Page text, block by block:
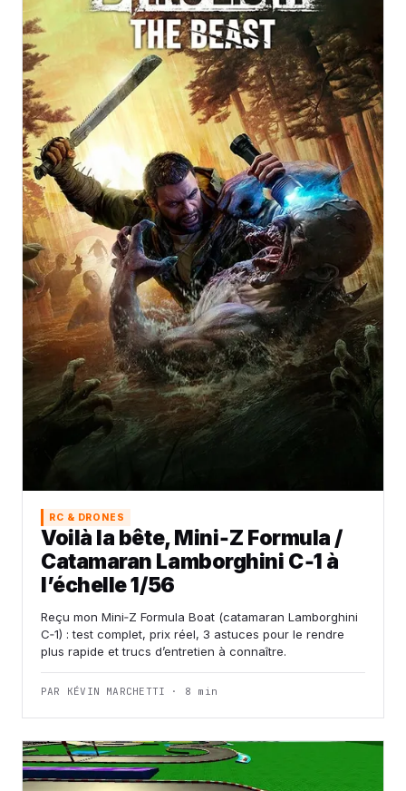
RC & DRONES
Voilà la bête, Mini‑Z Formula /
Catamaran Lamborghini C‑1 à
l’échelle 1/56
Reçu mon Mini‑Z Formula Boat (catamaran Lamborghini
C‑1) : test complet, prix réel, 3 astuces pour le rendre
plus rapide et trucs d’entretien à connaître.
PAR KÉVIN MARCHETTI · 8 min